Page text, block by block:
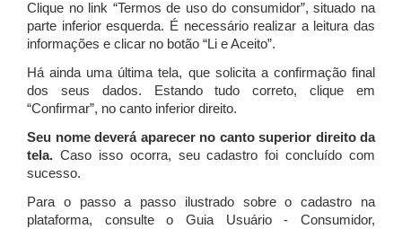
Clique no link “Termos de uso do consumidor”, situado na
parte inferior esquerda. É necessário realizar a leitura das
informações e clicar no botão “Li e Aceito”.
Há ainda uma última tela, que solicita a confirmação final
dos seus dados. Estando tudo correto, clique em
“Confirmar”, no canto inferior direito.
Seu nome deverá aparecer no canto superior direito da
tela. Caso isso ocorra, seu cadastro foi concluído com
sucesso.
Para o passo a passo ilustrado sobre o cadastro na
plataforma, consulte o Guia Usuário - Consumidor,